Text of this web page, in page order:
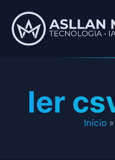
ler
Início »